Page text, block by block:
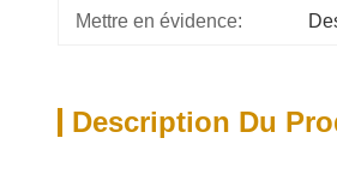
Mettre en évidence:
Description Du